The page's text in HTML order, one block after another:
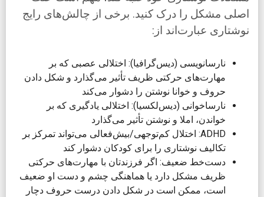
اصلی مشکل را درک کنید. برخی از چالش‌های رایج
نوشتاری عبارت‌اند از:
نارسانویسی (دیس‌گرافیا): اختلالی عصبی که بر
مهارت‌های حرکتی ظریف تأثیر می‌گذارد و شکل دادن
حروف و خوانا نوشتن را دشوار می‌کند
نارساخوانی (دیس‌لکسیا): اختلالی یادگیری که بر
خواندن، املا و نوشتن تأثیر می‌گذارد
ADHD: اختلال کم‌توجهی/بیش‌فعالی می‌تواند تمرکز بر
تکالیف نوشتاری را برای کودکان دشوار کند
دست‌خط ضعیف: اگر فرزندتان با مهارت‌های حرکتی
ظریف مشکل دارد یا هماهنگی چشم و دست او ضعیف
است، ممکن است در شکل دادن درست حروف دچار